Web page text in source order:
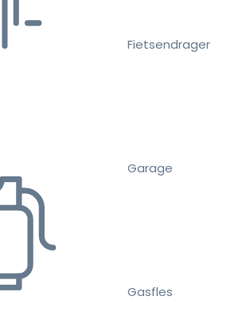
Fietsendrager
Garage
Gasfles